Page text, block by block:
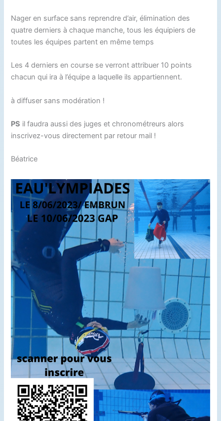
Nager en surface sans reprendre d’air, élimination des
quatre derniers à chaque manche, tous les équipiers de
toutes les équipes partent en même temps
Les 4 derniers en course se verront attribuer 10 points
chacun qui ira à l’équipe a laquelle ils appartiennent.
à diffuser sans modération !
PS il faudra aussi des juges et chronométreurs alors
inscrivez-vous directement par retour mail !
Béatrice